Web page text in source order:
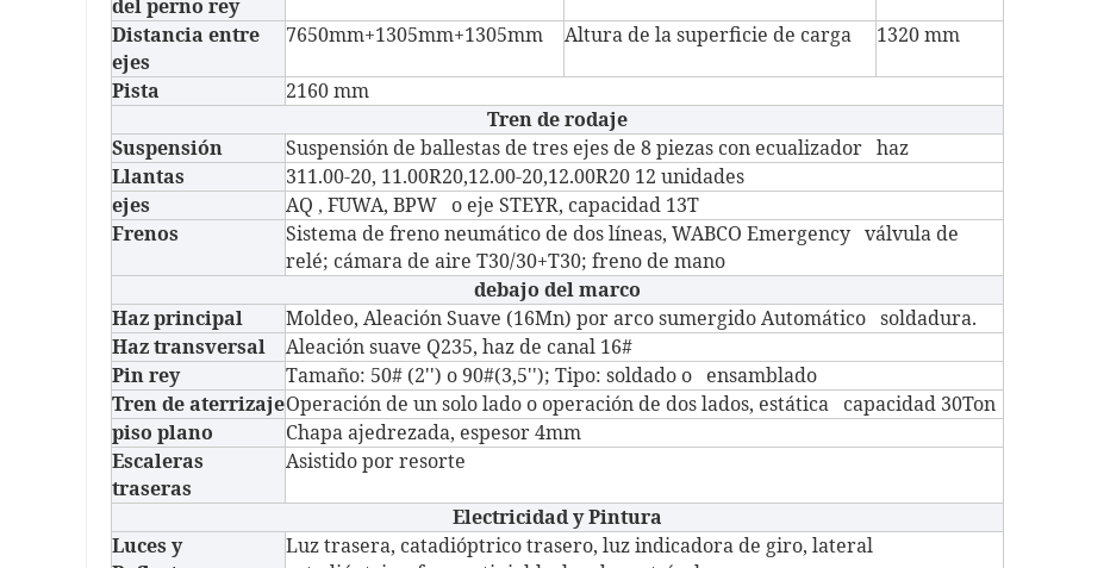
del perno rey
Distancia entre
ejes
7650mm+1305mm+1305mm Altura de la superficie de carga 1320 mm
Pista
2160 mm
Tren de rodaje
Suspensión
Suspensión de ballestas de tres ejes de 8 piezas con ecualizador haz
Llantas
311.00-20, 11.00R20,12.00-20,12.00R20 12 unidades
ejes
AQ , FUWA, BPW o eje STEYR, capacidad 13T
Frenos
Sistema de freno neumático de dos líneas, WABCO Emergency válvula de
relé; cámara de aire T30/30+T30; freno de mano
debajo del marco
Haz principal
Moldeo, Aleación Suave (16Mn) por arco sumergido Automático soldadura.
Haz transversal
Aleación suave Q235, haz de canal 16#
Pin rey
Tamaño: 50# (2'') o 90#(3,5''); Tipo: soldado o ensamblado
Tren de aterrizajeOperación de un solo lado o operación de dos lados, estática capacidad 30Ton
piso plano
Chapa ajedrezada, espesor 4mm
Escaleras
traseras
Asistido por resorte
Electricidad y Pintura
Luces y
Luz trasera, catadióptrico trasero, luz indicadora de giro, lateral